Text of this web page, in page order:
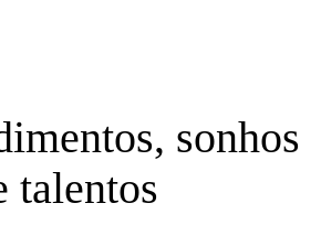
sonhos
talentos